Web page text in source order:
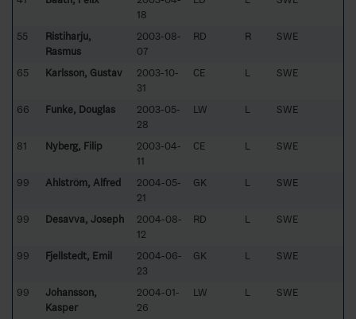
18
55
Ristiharju,
Rasmus
2003-08-
07
RD R SWE
65 Karlsson, Gustav
2003-10-
31
CE L SWE
66 Funke, Douglas
2003-05-
28
LW L SWE
81 Nyberg, Filip
2003-04-
11
CE L SWE
99 Ahlström, Alfred
2004-05-
21
GK L SWE
99 Desavva, Joseph
2004-08-
12
RD L SWE
99 Fjellstedt, Emil
2004-06-
23
GK L SWE
99
Johansson,
Kasper
2004-01-
26
LW L SWE